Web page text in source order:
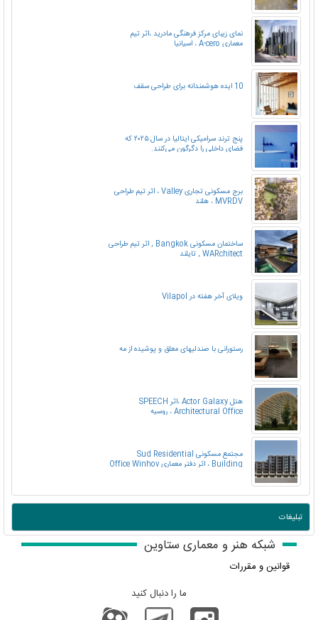
نمای زیبای مرکز فرهنگی مادرید ،اثر تیم
معماری A-cero ، اسپانیا
10 ایده هوشمندانه برای طراحی سقف
پنج ترند سرامیکی ایتالیا در سال ۲۰۲۵ که
فضای داخلی را دگرگون می‌کنند.
برج مسکونی تجاری Valley ، اثر تیم طراحی
MVRDV ، هلند
ساختمان مسکونی Bangkok , اثر تیم طراحی
WARchitect , تایلند
ویلای آخر هفته در Vilapol
رستورانی با صندلیهای معلق و پوشیده از مه
هتل Actor Galaxy ،اثر SPEECH
Architectural Office ، روسیه
مجتمع مسکونی Sud Residential
Building ، اثر دفتر معماری Office Winhov
تبلیغات
شبکه هنر و معماری ستاوین
قوانین و مقررات
ما را دنبال کنید